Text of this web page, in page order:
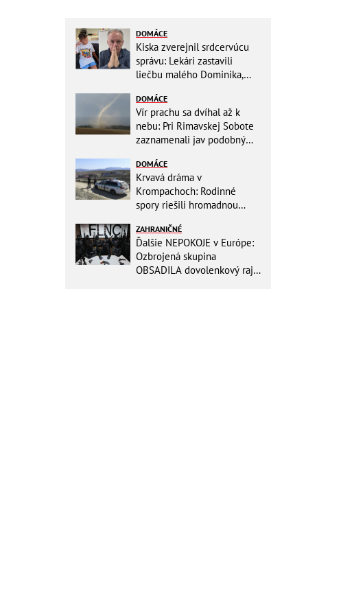
DOMÁCE
Kiska zverejnil srdcervúcu
správu: Lekári zastavili
liečbu malého Dominika,
týždne života
DOMÁCE
Vír prachu sa dvíhal až k
nebu: Pri Rimavskej Sobote
zaznamenali jav podobný
DOMÁCE
Krvavá dráma v
Krompachoch: Rodinné
spory riešili hromadnou
ZAHRANIČNÉ
Ďalšie NEPOKOJE v Európe:
Ozbrojená skupina
OBSADILA dovolenkový raj,